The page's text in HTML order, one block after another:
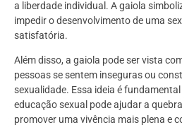
a liberdade individual. A gaiola
impedir o desenvolvimento de uma
satisfatória.
Além disso, a gaiola pode ser vista
pessoas se sentem inseguras ou
sexualidade. Essa ideia é
educação sexual pode ajudar a
promover uma vivência mais plena e